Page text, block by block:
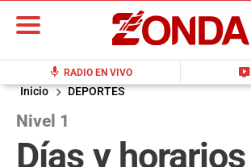
mic RADIO EN VIVO live_tv
Inicio DEPORTES
Nivel 1
Días y horarios